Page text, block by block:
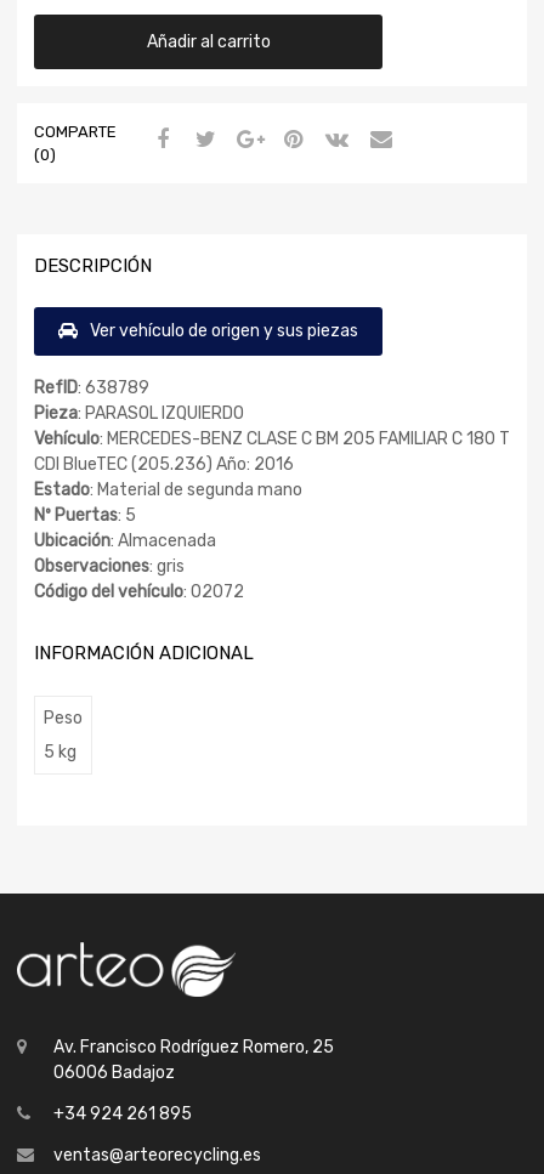
Añadir al carrito
COMPARTE
(0)
DESCRIPCIÓN
Ver vehículo de origen y sus piezas
RefID: 638789
Pieza: PARASOL IZQUIERDO
Vehículo: MERCEDES-BENZ CLASE C BM 205 FAMILIAR C 180 T
CDI BlueTEC (205.236) Año: 2016
Estado: Material de segunda mano
Nº Puertas: 5
Ubicación: Almacenada
Observaciones: gris
Código del vehículo: 02072
INFORMACIÓN ADICIONAL
Peso
5 kg
Av. Francisco Rodríguez Romero, 25
06006 Badajoz
+34 924 261 895
ventas@arteorecycling.es